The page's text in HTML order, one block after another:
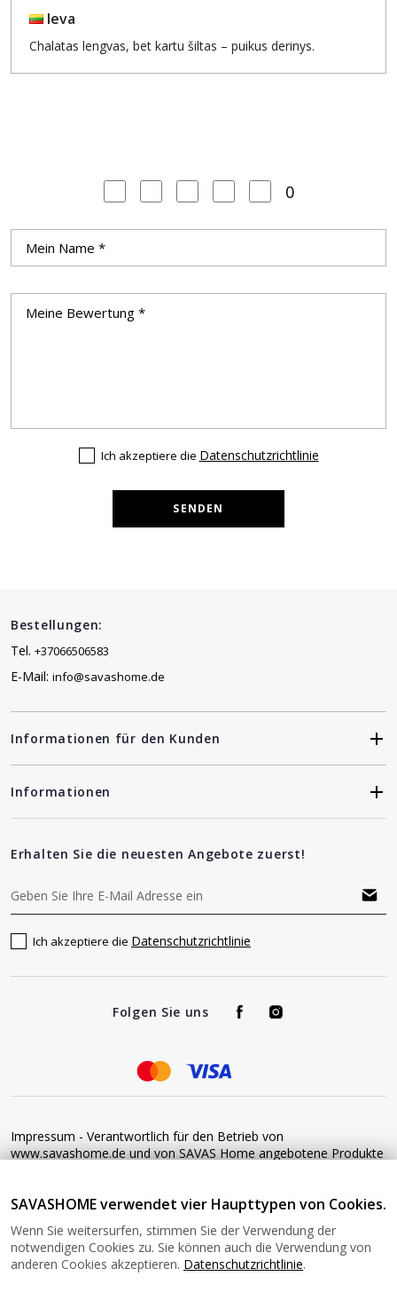
Ieva
Chalatas lengvas, bet kartu šiltas – puikus derinys.
0
Ich akzeptiere die Datenschutzrichtlinie
SENDEN
Bestellungen:
Tel. +37066506583
E-Mail: info@savashome.de
Informationen für den Kunden
Informationen
Erhalten Sie die neuesten Angebote zuerst!
Ich akzeptiere die Datenschutzrichtlinie
Folgen Sie uns
Impressum - Verantwortlich für den Betrieb von
www.savashome.de und von SAVAS Home angebotene Produkte
senden Sie keine Waren ohne vorherige Bestätigung an diese
diesem Link: https://www.savashome.de/rueckgabebedingungen-
fuer-waren Gerne können Sie sich mit uns in Verbindung setzen:
Montag − Freitag: 08:00−16:00 Uhr E-Mail: Info@savashome.de
SAVASHOME verwendet vier Haupttypen von Cookies.
Wenn Sie weitersurfen, stimmen Sie der Verwendung der
notwendigen Cookies zu. Sie können auch die Verwendung von
anderen Cookies akzeptieren. Datenschutzrichtlinie.